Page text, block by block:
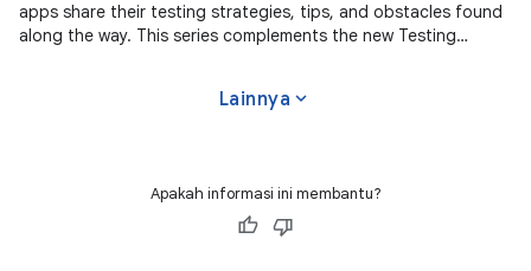
apps share their testing strategies, tips, and obstacles found
along the way. This series complements the new Testing
Lainnya expand_more
Apakah informasi ini membantu?